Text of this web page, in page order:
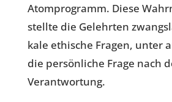
Atom­pro­gramm. Diese
stellte die Gelehr­ten
kale ethi­sche Fragen, unter
die per­sön­li­che Frage nach
Verantwortung.